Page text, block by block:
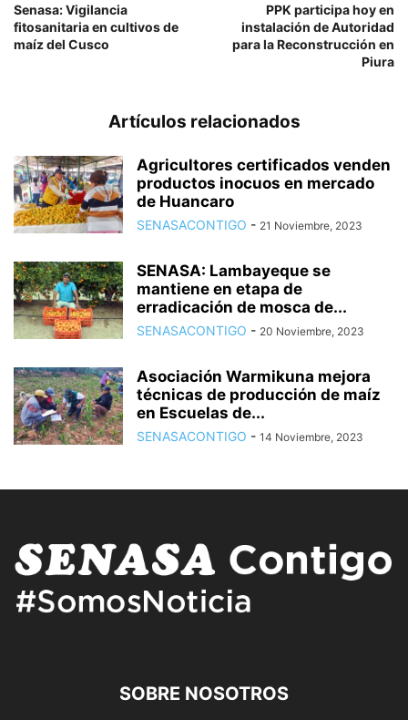
Senasa: Vigilancia
fitosanitaria en cultivos de
maíz del Cusco
PPK participa hoy en
instalación de Autoridad
para la Reconstrucción en
Piura
Artículos relacionados
Agricultores certificados venden
productos inocuos en mercado
de Huancaro
SENASACONTIGO - 21 Noviembre, 2023
SENASA: Lambayeque se
mantiene en etapa de
erradicación de mosca de...
SENASACONTIGO - 20 Noviembre, 2023
Asociación Warmikuna mejora
técnicas de producción de maíz
en Escuelas de...
SENASACONTIGO - 14 Noviembre, 2023
SOBRE NOSOTROS